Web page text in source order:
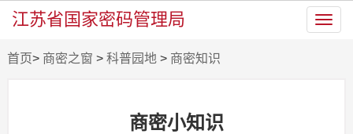
江苏省国家密码管理局
首页> 商密之窗 > 科普园地 > 商密知识
商密小知识